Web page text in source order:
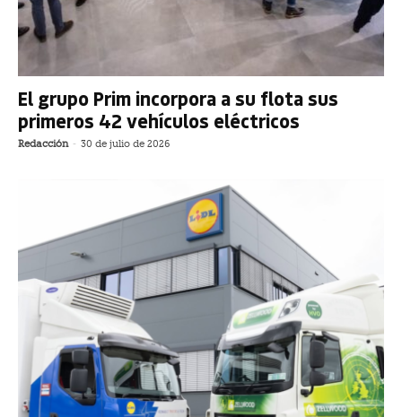
El grupo Prim incorpora a su flota sus
primeros 42 vehículos eléctricos
Redacción - 30 de julio de 2026